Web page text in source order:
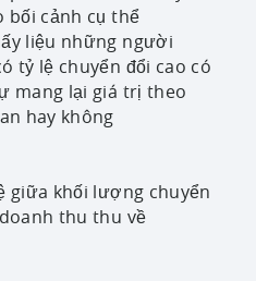
bối cảnh cụ thể
liệu những người
tỷ lệ chuyển đổi cao có
mang lại giá trị theo
hay không
giữa khối lượng chuyển
thu thu về